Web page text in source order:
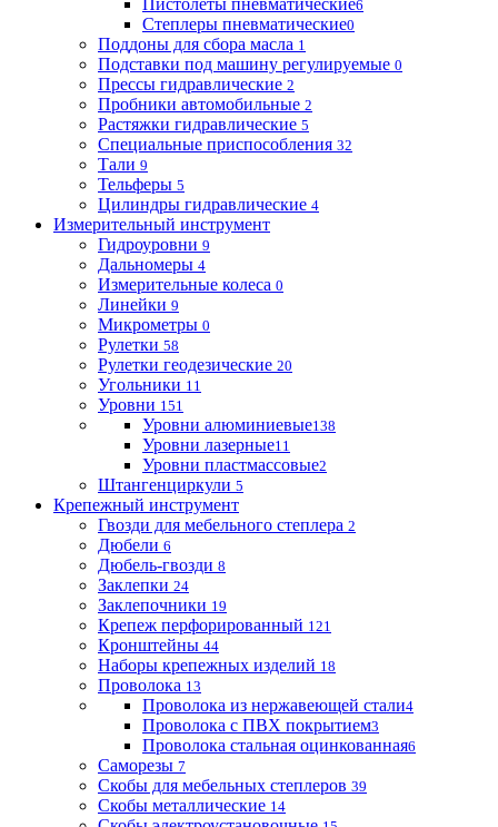
Пистолеты пневматические6
Степлеры пневматические0
Поддоны для сбора масла 1
Подставки под машину регулируемые 0
Прессы гидравлические 2
Пробники автомобильные 2
Растяжки гидравлические 5
Специальные приспособления 32
Тали 9
Тельферы 5
Цилиндры гидравлические 4
Измерительный инструмент
Гидроуровни 9
Дальномеры 4
Измерительные колеса 0
Линейки 9
Микрометры 0
Рулетки 58
Рулетки геодезические 20
Угольники 11
Уровни 151
Уровни алюминиевые138
Уровни лазерные11
Уровни пластмассовые2
Штангенциркули 5
Крепежный инструмент
Гвозди для мебельного степлера 2
Дюбели 6
Дюбель-гвозди 8
Заклепки 24
Заклепочники 19
Крепеж перфорированный 121
Кронштейны 44
Наборы крепежных изделий 18
Проволока 13
Проволока из нержавеющей стали4
Проволока с ПВХ покрытием3
Проволока стальная оцинкованная6
Саморезы 7
Скобы для мебельных степлеров 39
Скобы металлические 14